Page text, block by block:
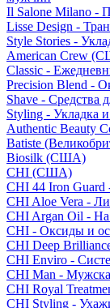
Il Salone Milano -
Lisse Design -
Style Stories -
American Crew
Classic -
Precision Blend -
Shave - Средства
Styling - Укладка
Authentic Beauty
Batiste
Biosilk (США)
CHI (США)
CHI 44 Iron Guard
CHI Aloe Vera -
CHI Argan Oil - На
CHI - Оксиды и
CHI Deep
CHI Enviro -
CHI Man -
CHI Royal
CHI Styling -